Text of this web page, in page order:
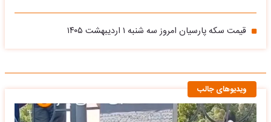
قیمت سکه پارسیان امروز سه شنبه ۱ اردیبهشت ۱۴۰۵
ویدیوهای جالب